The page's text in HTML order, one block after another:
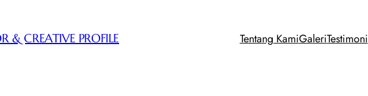
& CREATIVE PROFILE Tentang KamiGaleriTestimoni